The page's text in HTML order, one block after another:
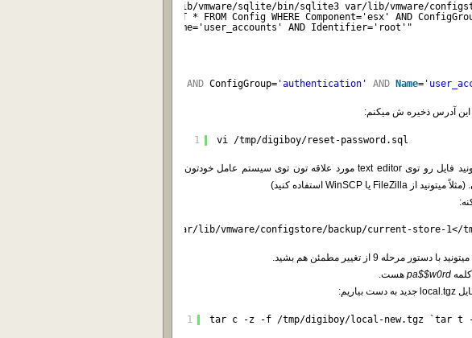
/usr/lib/vmware/sqlite/bin/sqlite3 var/lib/vmware/
"SELECT * FROM Config WHERE Component='esx' AND
AND Name='user_accounts' AND Identifier='root'"
AND ConfigGroup= 'authentication' AND Name=
1 vi /tmp/digiboy/reset-password.sql
اگه احیاناً نحوه کار با vi رو نمی دونید، میتونید فایل رو توی text editor مورد علاقه تون توی سیستم عامل خودتون
var/lib/vmware/configstore/backup/current-store-1</
pa$$w0rd هست.
1 tar c -z -f /tmp/digiboy/local-new.tgz `tar t